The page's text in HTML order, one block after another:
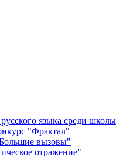
языка среди
"Фрактал"
вызовы"
отражение"